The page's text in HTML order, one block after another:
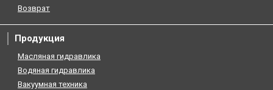
Возврат
Продукция
Масляная гидравлика
Водяная гидравлика
Вакуумная техника